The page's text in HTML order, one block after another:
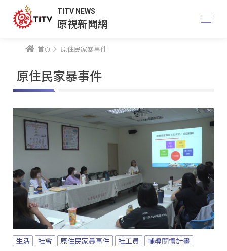
TITV NEWS
原視新聞網
首頁 原住民家暴事件
原住民家暴事件
生活 社會 原住民家暴事件 社工員 輔導關懷計畫